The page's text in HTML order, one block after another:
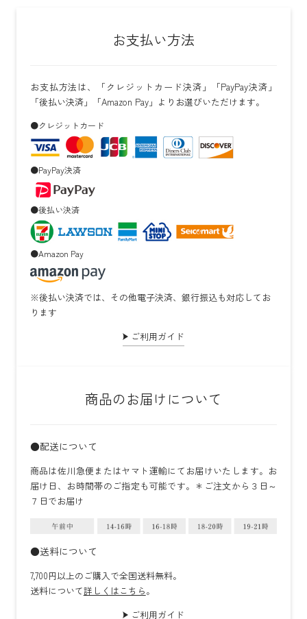
お支払い方法
お支払方法は、「クレジットカード決済」「PayPay決済」
「後払い決済」「Amazon Pay」よりお選びいただけます。
●クレジットカード
●PayPay決済
●後払い決済
●Amazon Pay
※後払い決済では、その他電子決済、銀行振込も対応してお
ります
ご利用ガイド
商品のお届けについて
●配送について
商品は佐川急便またはヤマト運輸にてお届けいたします。お
届け日、お時間帯のご指定も可能です。＊ご注文から３日～
７日でお届け
●送料について
7,700円以上のご購入で全国送料無料。
送料について詳しくはこちら。
ご利用ガイド